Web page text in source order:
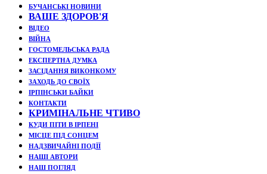
БУЧАНСЬКІ НОВИНИ
ВАШЕ ЗДОРОВ'Я
ВІДЕО
ВІЙНА
ГОСТОМЕЛЬСЬКА РАДА
ЕКСПЕРТНА ДУМКА
ЗАСІДАННЯ ВИКОНКОМУ
ЗАХОДЬ ДО СВОЇХ
ІРПІНСЬКИ БАЙКИ
КОНТАКТИ
КРИМІНАЛЬНЕ ЧТИВО
КУДИ ПІТИ В ІРПЕНІ
МІСЦЕ ПІД СОНЦЕМ
НАДЗВИЧАЙНІ ПОДЇЇ
НАШІ АВТОРИ
НАШ ПОГЛЯД